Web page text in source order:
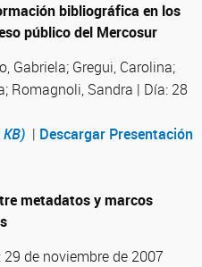
bibliográfica en los
público del Mercosur
Gabriela; Gregui, Carolina;
Romagnoli, Sandra | Día: 28
| Descargar Presentación
metadatos y marcos
29 de noviembre de 2007